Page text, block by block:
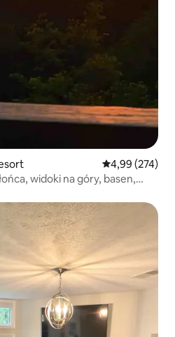
Średnia
4,99 (274)
widoki na góry, basen,
Wybór gości